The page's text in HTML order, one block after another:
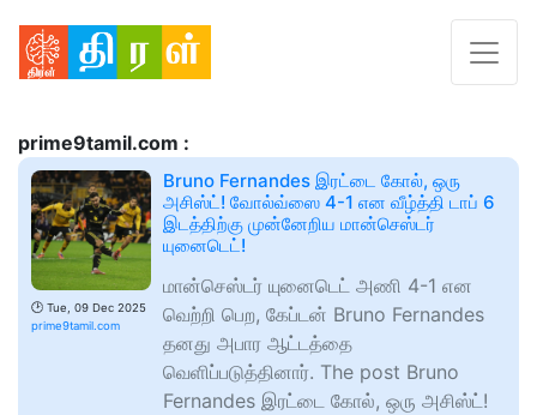
prime9tamil.com :
🕑 Tue, 09 Dec 2025
prime9tamil.com
Bruno Fernandes இரட்டை கோல், ஒரு
அசிஸ்ட்! வோல்வ்ஸை 4-1 என வீழ்த்தி டாப் 6
இடத்திற்கு முன்னேறிய மான்செஸ்டர்
யுனைடெட்!
மான்செஸ்டர் யுனைடெட் அணி 4-1 என
வெற்றி பெற, கேப்டன் Bruno Fernandes
தனது அபார ஆட்டத்தை
வெளிப்படுத்தினார். The post Bruno
Fernandes இரட்டை கோல், ஒரு அசிஸ்ட்!